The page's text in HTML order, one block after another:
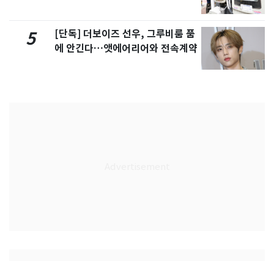
5
[단독] 더보이즈 선우, 그루비룸 품
에 안긴다…앳에어리어와 전속계약